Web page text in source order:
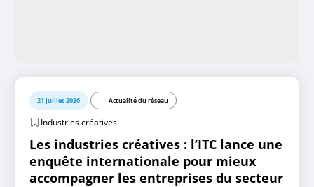
21 juillet 2026 Actualité du réseau
Industries créatives
Les industries créatives : l’ITC lance une
enquête internationale pour mieux
accompagner les entreprises du secteur